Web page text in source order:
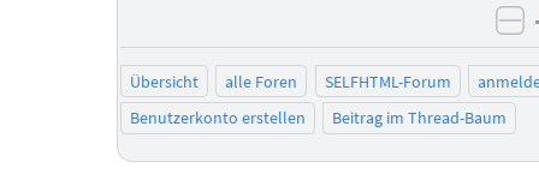
Übersicht alle Foren SELFHTML-Forum
Benutzerkonto erstellen
Beitrag im Thread-Baum